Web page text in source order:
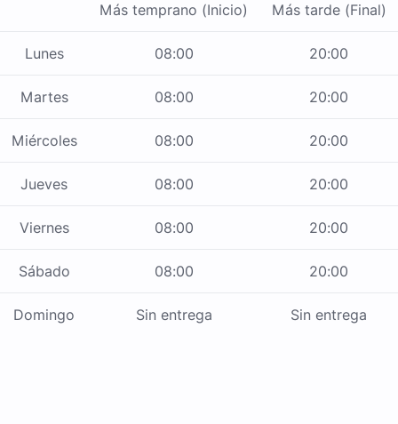
Más temprano (Inicio) Más tarde (Final)
Lunes 08:00 20:00
Martes 08:00 20:00
Miércoles 08:00 20:00
Jueves 08:00 20:00
Viernes 08:00 20:00
Sábado 08:00 20:00
Domingo Sin entrega Sin entrega